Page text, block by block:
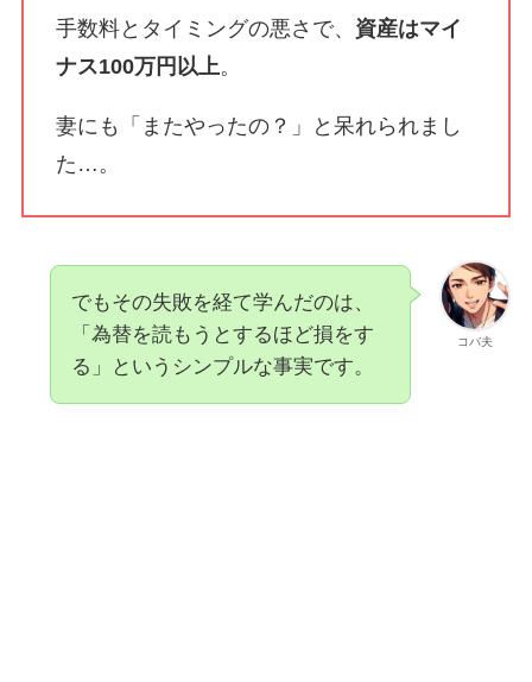
手数料とタイミングの悪さで、 資産はマイ
ナス100万円以上。
妻にも「またやったの？」と呆れられまし
た…。
コバ夫
でもその失敗を経て学んだのは、
「為替を読もうとするほど損をす
る」というシンプルな事実です。